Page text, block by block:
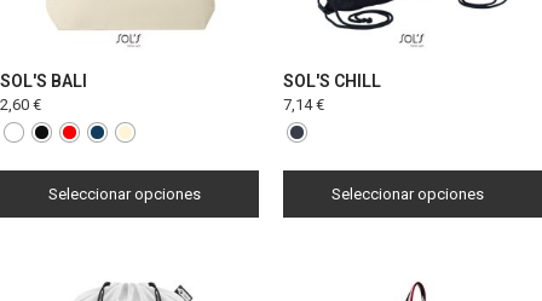
SOL'S BALI
2,60 €
Seleccionar opciones
SOL'S CHILL
7,14€
Seleccionar opciones